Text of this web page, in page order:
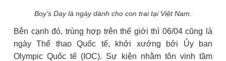
Boy’s Day là ngày dành cho con trai tại Việt Nam.
Bên cạnh đó, trùng hợp trên thế giới thì 06/04 cũng là
ngày Thể thao Quốc tế, khởi xướng bởi Ủy ban
Olympic Quốc tế (IOC). Sự kiện nhằm tôn vinh tầm